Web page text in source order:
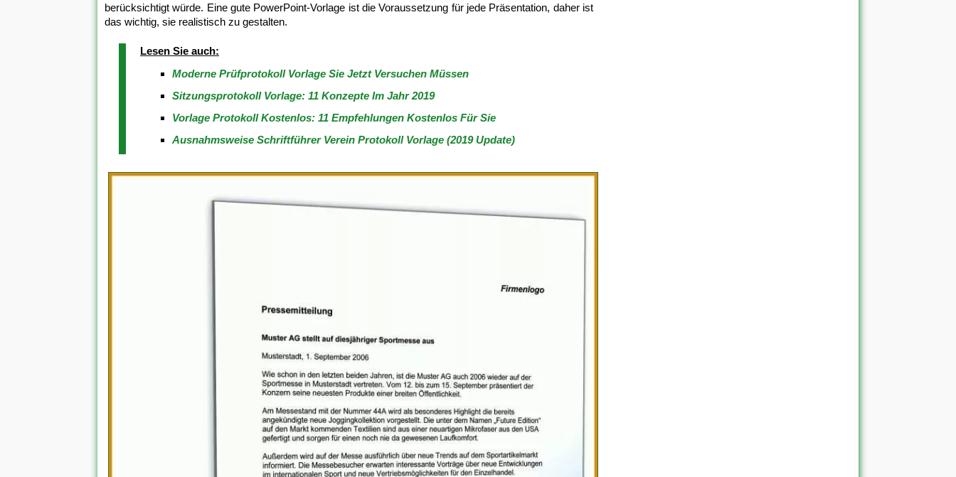
berücksichtigt würde. Eine gute PowerPoint-Vorlage ist die Voraussetzung für jede Präsentation, daher ist
das wichtig, sie realistisch zu gestalten.
Lesen Sie auch:
Moderne Prüfprotokoll Vorlage Sie Jetzt Versuchen Müssen
Sitzungsprotokoll Vorlage: 11 Konzepte Im Jahr 2019
Vorlage Protokoll Kostenlos: 11 Empfehlungen Kostenlos Für Sie
Ausnahmsweise Schriftführer Verein Protokoll Vorlage (2019 Update)